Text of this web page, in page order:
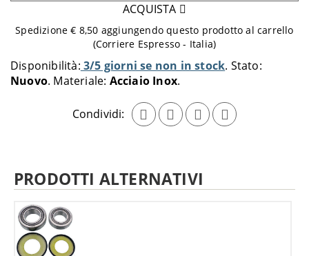
Disponibilità: 3/5 giorni se non in stock Stato:
Nuovo Materiale: Acciaio Inox
Condividi:
aggiungere
carrello
ACQUISTA
Spedizione € 8,50 aggiungendo questo prodotto al carrello
(Corriere Espresso - Italia)
PRODOTTI ALTERNATIVI